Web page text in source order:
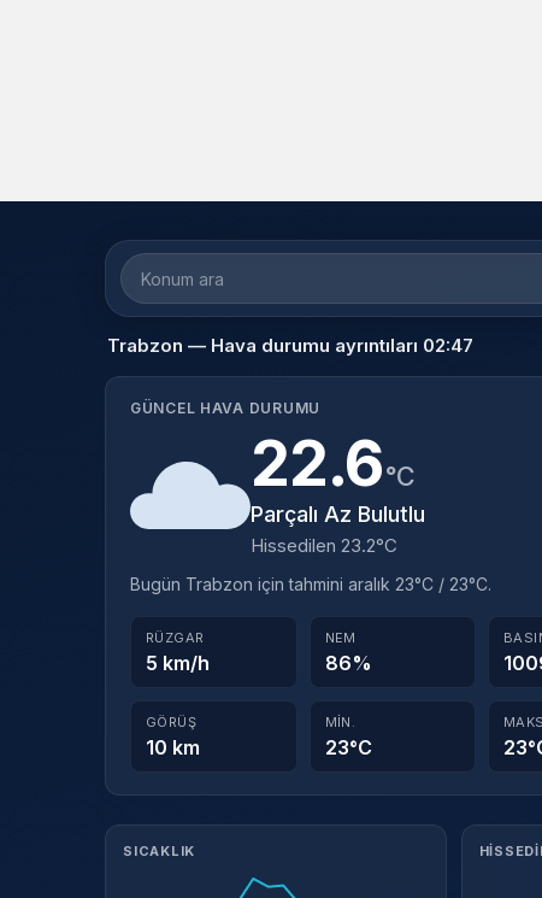
Trabzon — Hava durumu ayrıntıları 02:47
GÜNCEL HAVA DURUMU
22.6°C
Parçalı Az Bulutlu
Hissedilen 23.2°C
Bugün Trabzon için tahmini aralık 23°C / 23°C.
RÜZGAR
5 km/h
NEM
86%
GÖRÜŞ
10 km
MIN.
23°C
MAKS.
Meteorolojik ayrıntılar
SICAKLIK